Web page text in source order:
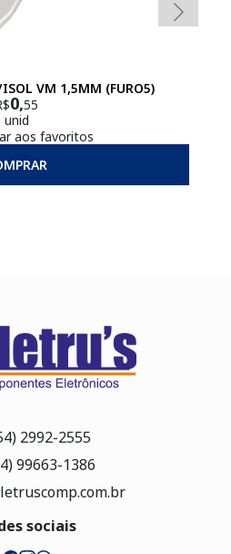
VM 1,5MM (FURO5)
0,55
unid
aos favoritos
2992-2555
99663-1386
sociais